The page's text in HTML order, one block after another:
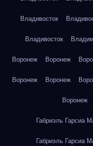
Владивосток
Владивосток
Воронеж Воронеж
Воронеж Воронеж
Воронеж
Габриэль Гарсиа
Габриэль Гарсиа